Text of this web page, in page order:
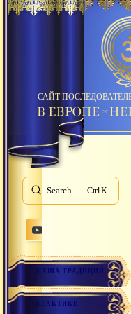
САЙТ
Search K
НАША ТРАДИЦИЯ
ПРАКТИКИ